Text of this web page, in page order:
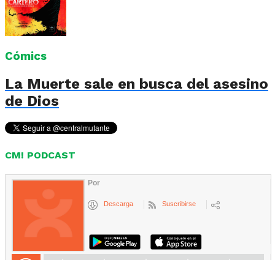
Cómics
La Muerte sale en busca del asesino
de Dios
CM! PODCAST